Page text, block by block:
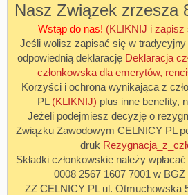
Nasz Związek zrzesza
Wstąp do nas! (KLIKNIJ i zapisz
Jeśli wolisz zapisać się w
odpowiednią deklarację Deklaracja
członkowska dla emerytów,
Korzyści i ochrona wynikająca z
PL (KLIKNIJ) plus inne benefity,
Jeżeli podejmiesz decyzję o
Związku Zawodowym CELNICY PL
druk
Składki członkowskie należy
0008 2567 1607 7001 w
ZZ CELNICY PL ul. Otmuchowska